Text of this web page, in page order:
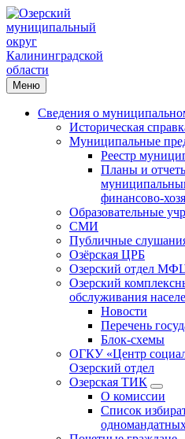
Меню
Сведения о
Историческая
Муниципальные
Реестр
Планы и
финансово-
Образовательные
СМИ
Публичные
Озёрская ЦРБ
Озерский отдел
Озерский
обслуживания
Новости
Перечень
Блок-схемы
ОГКУ «Центр
Озерский отдел
Озерская ТИК
О комиссии
Список